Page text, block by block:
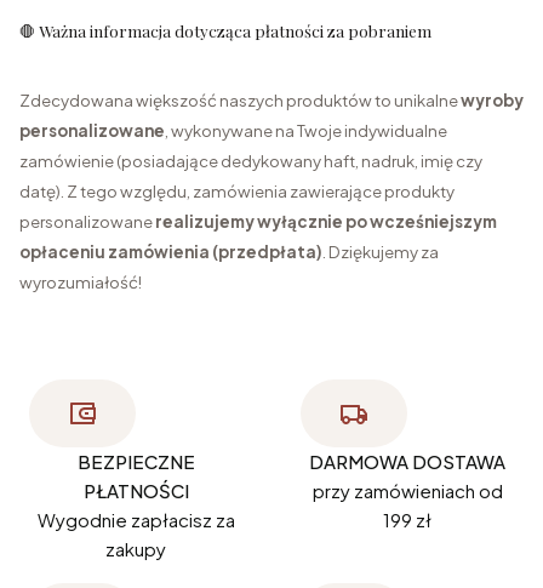
🛑 Ważna informacja dotycząca płatności za pobraniem
Zdecydowana większość naszych produktów to unikalnewyroby
personalizowane , wykonywane na Twoje indywidualne
zamówienie (posiadające dedykowany haft, nadruk, imię czy
datę). Z tego względu, zamówienia zawierające produkty
personalizowanerealizujemy wyłącznie po wcześniejszym
opłaceniu zamówienia (przedpłata) . Dziękujemy za
wyrozumiałość!
BEZPIECZNE
PŁATNOŚCI
Wygodnie zapłacisz za
zakupy
DARMOWA DOSTAWA
przy zamówieniach od
199 zł